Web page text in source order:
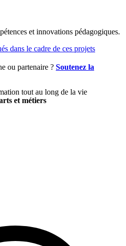
et innovations pédagogiques.
dans le cadre de ces projets
ou partenaire ? Soutenez la
tout au long de la vie
et métiers